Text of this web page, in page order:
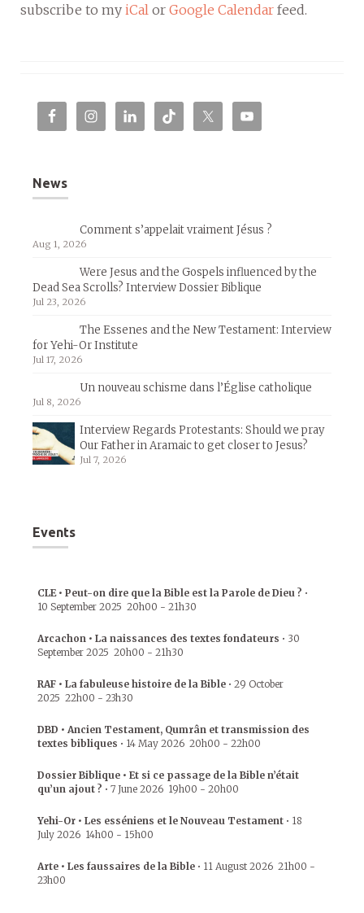
subscribe to my iCal or Google Calendar feed.
News
Comment s’appelait vraiment Jésus ?
Aug 1, 2026
Were Jesus and the Gospels influenced by the
Dead Sea Scrolls? Interview Dossier Biblique
Jul 23, 2026
The Essenes and the New Testament: Interview
for Yehi-Or Institute
Jul 17, 2026
Un nouveau schisme dans l’Église catholique
Jul 8, 2026
Interview Regards Protestants: Should we pray
Our Father in Aramaic to get closer to Jesus?
Jul 7, 2026
Events
CLE • Peut-on dire que la Bible est la Parole de Dieu ? •
10 September 2025 20h00 - 21h30
Arcachon • La naissances des textes fondateurs • 30
September 2025 20h00 - 21h30
RAF • La fabuleuse histoire de la Bible • 29 October
2025 22h00 - 23h30
DBD • Ancien Testament, Qumrân et transmission des
textes bibliques • 14 May 2026 20h00 - 22h00
Dossier Biblique • Et si ce passage de la Bible n’était
qu’un ajout ? • 7 June 2026 19h00 - 20h00
Yehi-Or • Les esséniens et le Nouveau Testament • 18
July 2026 14h00 - 15h00
Arte • Les faussaires de la Bible • 11 August 2026 21h00 -
23h00